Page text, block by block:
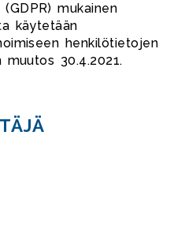
mukainen
käytetään
henkilötietojen
30.4.2021.